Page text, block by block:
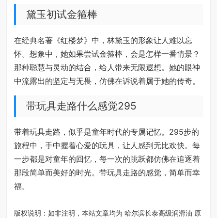
黛玉初试金箍棒
在经典名著《红楼梦》中，林黛玉的形象让人难以忘
怀。想象中，她如果尝试金箍棒，会是怎样一番情景？
那种聪慧与灵动的结合，给人带来无限遐想。她的眼神
中流露出的坚定与无畏，仿佛在诉说着属于她的传奇。
带玩具走路什么感觉295
带着玩具走路，似乎是童年时代的专属记忆。295步的
旅程中，手中握着心爱的玩具，让人感到无比欢快。每
一步都是对童年的回忆，每一次的跳跃都仿佛在追逐着
那段简单而美好的时光。带玩具走路的感觉，简单而幸
福。
版权说明：如非注明，本站文章均为 哈尔滨长泰高级润滑油 原